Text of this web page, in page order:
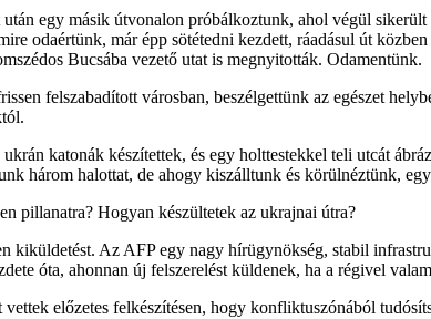
egy másik útvonalon próbálkoztunk, ahol végül
odaértünk, már épp sötétedni kezdett, ráadásul út
Bucsába vezető utat is megnyitották. Odamentünk.
felszabadított városban, beszélgettünk az egészet
katonák készítettek, és egy holttestekkel teli utcát
három halottat, de ahogy kiszálltunk és körülnéztünk,
pillanatra? Hogyan készültetek az ukrajnai útra?
Az AFP egy nagy hírügynökség, stabil
óta, ahonnan új felszerelést küldenek, ha a régivel
előzetes felkészítésen, hogy konfliktuszónából